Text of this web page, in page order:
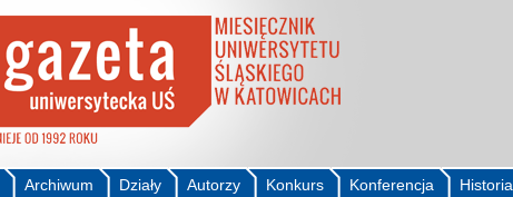
Historia
Konferencja
Konkurs
Autorzy
Działy
Archiwum